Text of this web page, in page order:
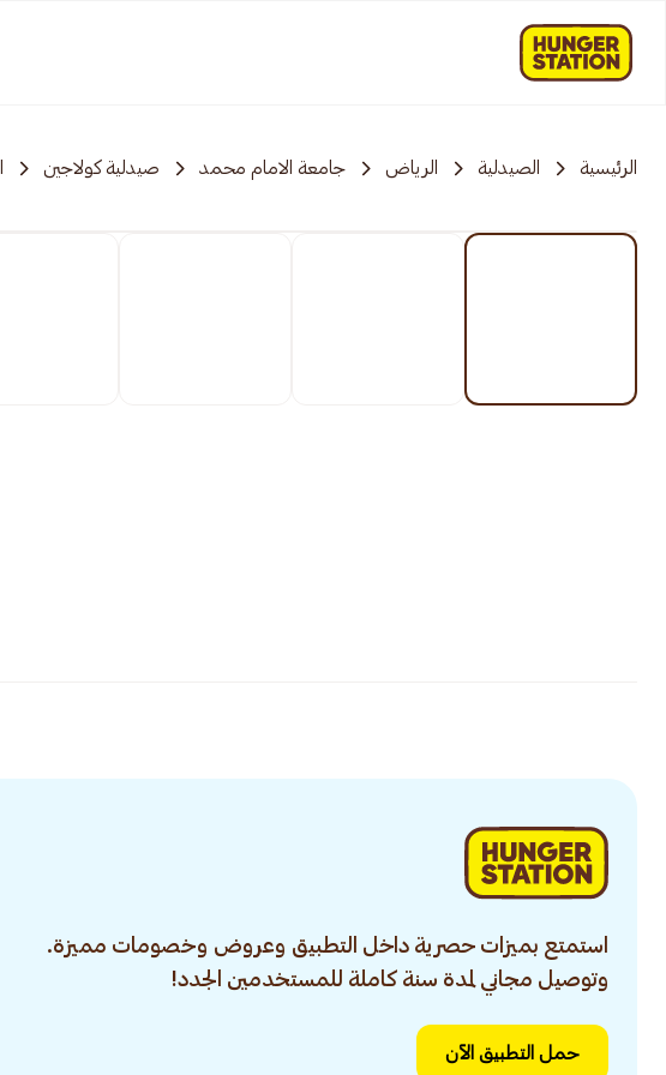
الرئيسية الصيدلية الرياض جامعة الامام محمد صيدلية كولاجين
استمتع بميزات حصرية داخل التطبيق وعروض وخصومات مميزة.
وتوصيل مجاني لمدة سنة كاملة للمستخدمين الجدد!
حمل التطبيق الآن